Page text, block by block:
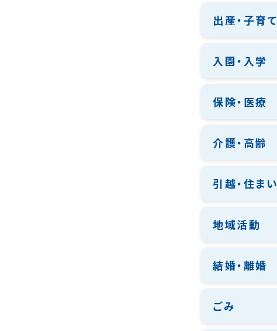
出産・子育て
入園・入学
保険・医療
介護・高齢
引越・住まい
地域活動
結婚・離婚
ごみ